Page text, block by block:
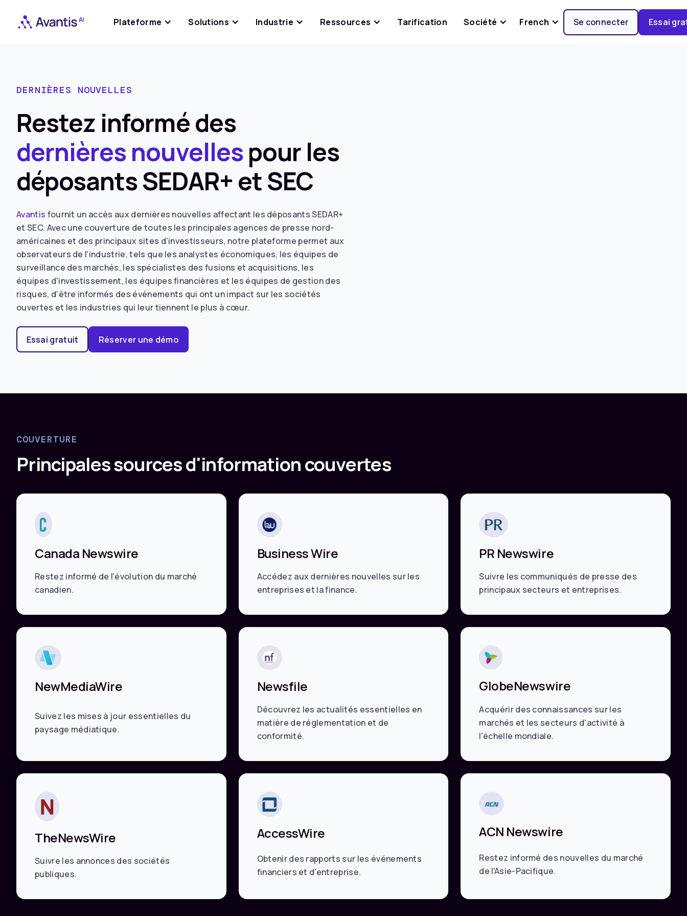
Plateforme Solutions Industrie Ressources Tarification Société French Se connecter Essai
DERNIÈRES NOUVELLES
Restez informé des
dernières nouvelles pour les
déposants SEDAR+ et SEC
Avantis fournit un accès aux dernières nouvelles affectant les déposants SEDAR+
et SEC. Avec une couverture de toutes les principales agences de presse nord-
américaines et des principaux sites d'investisseurs, notre plateforme permet aux
observateurs de l'industrie, tels que les analystes économiques, les équipes de
surveillance des marchés, les spécialistes des fusions et acquisitions, les
équipes d'investissement, les équipes financières et les équipes de gestion des
risques, d'être informés des événements qui ont un impact sur les sociétés
ouvertes et les industries qui leur tiennent le plus à cœur.
Essai gratuit Réserver une démo
COUVERTURE
Principales sources d'information couvertes
Canada Newswire
Restez informé de l'évolution du marché
canadien.
Business Wire
Accédez aux dernières nouvelles sur les
entreprises et la finance.
PR Newswire
Suivre les communiqués de presse des
principaux secteurs et entreprises.
NewMediaWire
Suivez les mises à jour essentielles du
paysage médiatique.
Newsfile
Découvrez les actualités essentielles en
matière de réglementation et de
conformité.
GlobeNewswire
Acquérir des connaissances sur les
marchés et les secteurs d'activité à
l'échelle mondiale.
TheNewsWire
Suivre les annonces des sociétés
publiques.
AccessWire
Obtenir des rapports sur les événements
financiers et d'entreprise.
ACN Newswire
Restez informé des nouvelles du marché
de l'Asie-Pacifique.